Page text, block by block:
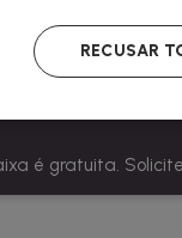
total se fizer
é gratuita.
RECUSAR